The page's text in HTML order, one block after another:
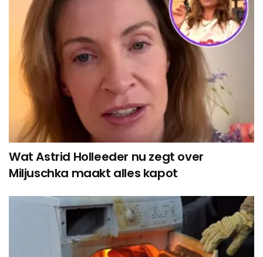
Wat Astrid Holleeder nu zegt over
Miljuschka maakt alles kapot